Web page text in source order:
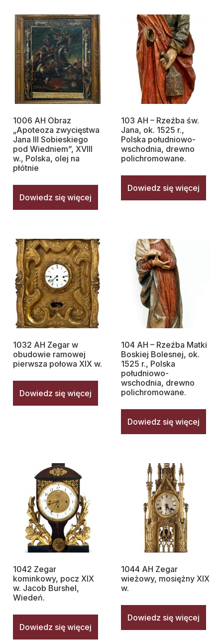
1006 AH Obraz
„Apoteoza zwycięstwa
Jana III Sobieskiego
pod Wiedniem”, XVIII
w., Polska, olej na
płótnie
Dowiedz się więcej
103 AH – Rzeźba św.
Jana, ok. 1525 r.,
Polska południowo-
wschodnia, drewno
polichromowane.
Dowiedz się więcej
1032 AH Zegar w
obudowie ramowej
pierwsza połowa XIX w.
Dowiedz się więcej
104 AH – Rzeźba Matki
Boskiej Bolesnej, ok.
1525 r., Polska
południowo-
wschodnia, drewno
polichromowane.
Dowiedz się więcej
1042 Zegar
kominkowy, pocz XIX
w. Jacob Burshel,
Wiedeń.
Dowiedz się więcej
1044 AH Zegar
wieżowy, mosiężny XIX
w.
Dowiedz się więcej